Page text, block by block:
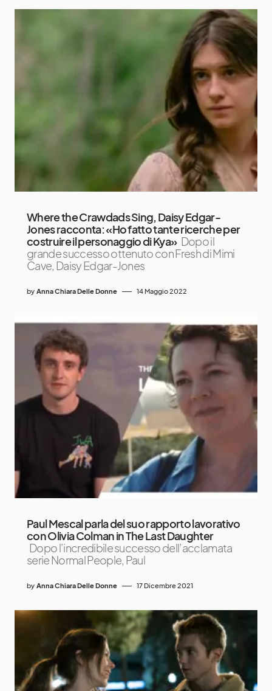
Where the Crawdads Sing, Daisy Edgar-
Jones racconta: «Ho fatto tante ricerche per
costruire il personaggio di Kya» Dopo il
grande successo ottenuto con Fresh di Mimi
Cave, Daisy Edgar-Jones
by Anna Chiara Delle Donne 14 Maggio 2022
Paul Mescal parla del suo rapporto lavorativo
con Olivia Colman in The Last Daughter
Dopo l’incredibile successo dell’acclamata
serie Normal People, Paul
by Anna Chiara Delle Donne 17 Dicembre 2021